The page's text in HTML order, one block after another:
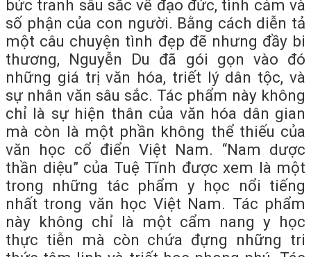
bức tranh sâu sắc về đạo đức, tình cảm và
số phận của con người. Bằng cách diễn tả
một câu chuyện tình đẹp đẽ nhưng đầy bi
thương, Nguyễn Du đã gói gọn vào đó
những giá trị văn hóa, triết lý dân tộc, và
sự nhân văn sâu sắc. Tác phẩm này không
chỉ là sự hiện thân của văn hóa dân gian
mà còn là một phần không thể thiếu của
văn học cổ điển Việt Nam. “Nam dược
thần diệu” của Tuệ Tĩnh được xem là một
trong những tác phẩm y học nổi tiếng
nhất trong văn học Việt Nam. Tác phẩm
này không chỉ là một cẩm nang y học
thực tiễn mà còn chứa đựng những tri